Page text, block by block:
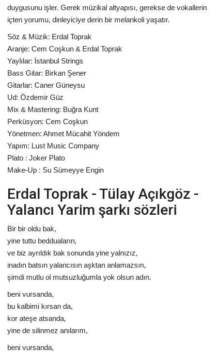
duygusunu işler. Gerek müzikal altyapısı, gerekse de vokallerin
içten yorumu, dinleyiciye derin bir melankoli yaşatır.
Söz & Müzik: Erdal Toprak
Aranje: Cem Coşkun & Erdal Toprak
Yaylılar: İstanbul Strings
Bass Gitar: Birkan Şener
Gitarlar: Caner Güneysu
Ud: Özdemir Güz
Mix & Mastering: Buğra Kunt
Perküsyon: Cem Coşkun
Yönetmen: Ahmet Mücahit Yöndem
Yapım: Lust Music Company
Plato : Joker Plato
Make-Up : Su Sümeyye Engin
Erdal Toprak - Tülay Açıkgöz -
Yalancı Yarim şarkı sözleri
Bir bir oldu bak,
yine tuttu bedduaların,
ve biz ayrıldık bak sonunda yine yalnızız,
inadın batsın yalancısın aşktan anlamazsın,
şimdi mutlu ol mutsuzluğumla yok olsun adın.
beni vursanda,
bu kalbimi kırsan da,
kor ateşe atsanda,
yine de silinmez anılarım,
beni vursanda,